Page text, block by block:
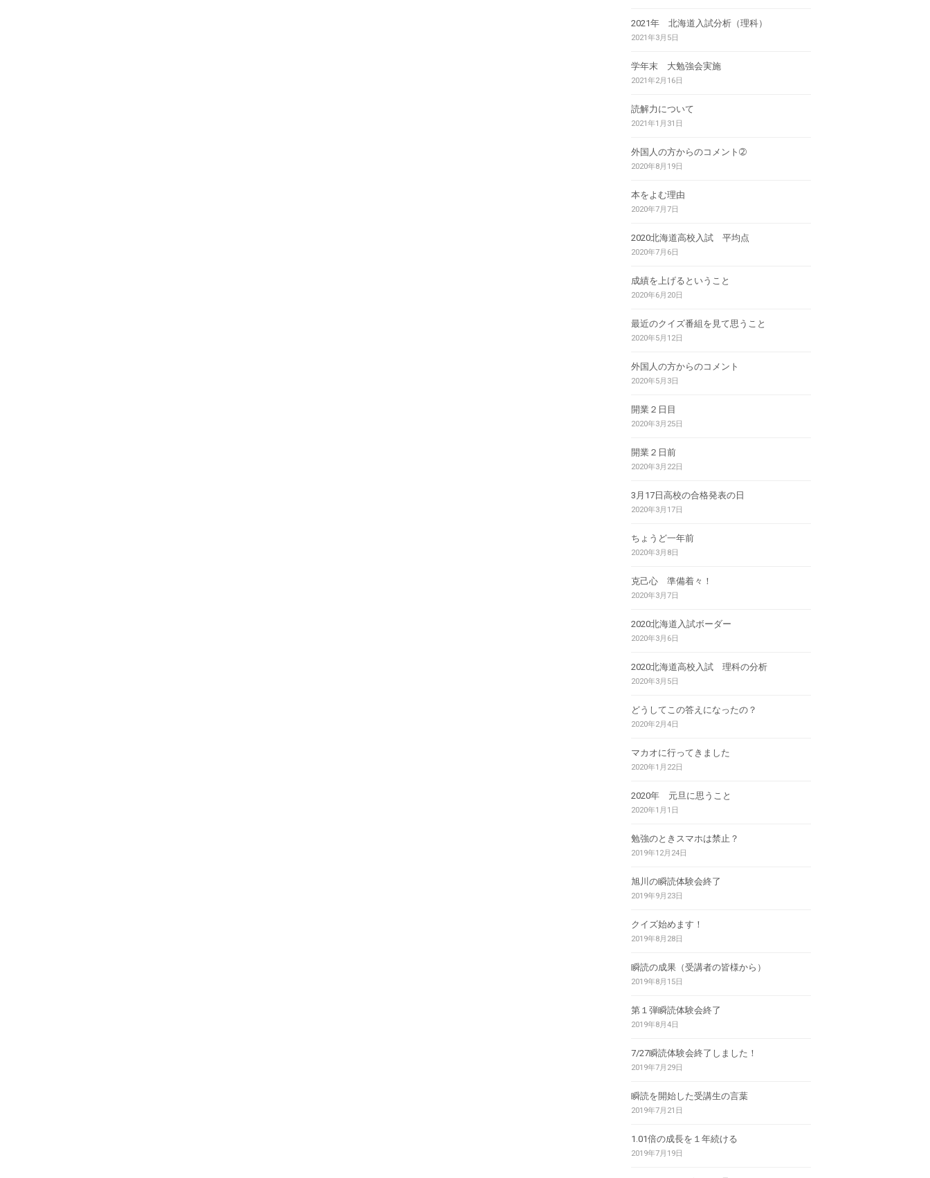
2021年 北海道入試分析（理科）
2021年3月5日
学年末 大勉強会実施
2021年2月16日
読解力について
2021年1月31日
外国人の方からのコメント➁
2020年8月19日
本をよむ理由
2020年7月7日
2020北海道高校入試 平均点
2020年7月6日
成績を上げるということ
2020年6月20日
最近のクイズ番組を見て思うこと
2020年5月12日
外国人の方からのコメント
2020年5月3日
開業２日目
2020年3月25日
開業２日前
2020年3月22日
3月17日高校の合格発表の日
2020年3月17日
ちょうど一年前
2020年3月8日
克己心 準備着々！
2020年3月7日
2020北海道入試ボーダー
2020年3月6日
2020北海道高校入試 理科の分析
2020年3月5日
どうしてこの答えになったの？
2020年2月4日
マカオに行ってきました
2020年1月22日
2020年 元旦に思うこと
2020年1月1日
勉強のときスマホは禁止？
2019年12月24日
旭川の瞬読体験会終了
2019年9月23日
クイズ始めます！
2019年8月28日
瞬読の成果（受講者の皆様から）
2019年8月15日
第１弾瞬読体験会終了
2019年8月4日
7/27瞬読体験会終了しました！
2019年7月29日
瞬読を開始した受講生の言葉
2019年7月21日
1.01倍の成長を１年続ける
2019年7月19日